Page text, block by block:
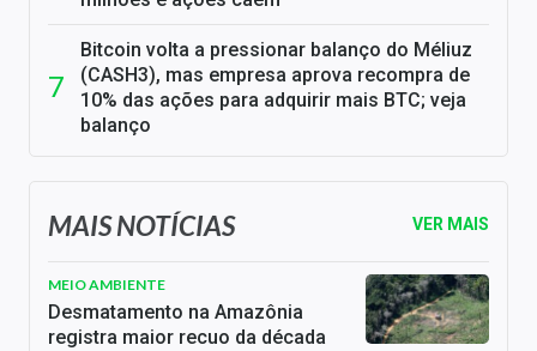
Bitcoin volta a pressionar balanço do Méliuz
(CASH3), mas empresa aprova recompra de
10% das ações para adquirir mais BTC; veja
balanço
MAIS NOTÍCIAS VER MAIS
MEIO AMBIENTE
Desmatamento na Amazônia
registra maior recuo da década